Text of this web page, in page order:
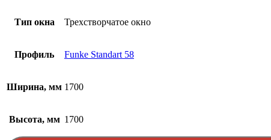
Тип окна Трехстворчатое окно
Профиль Funke Standart 58
Ширина, мм 1700
Высота, мм 1700